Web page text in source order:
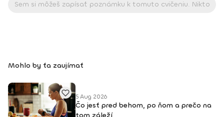
Mohlo by ťa zaujímať
5 Aug 2026
Čo jesť pred behom, po ňom a prečo na